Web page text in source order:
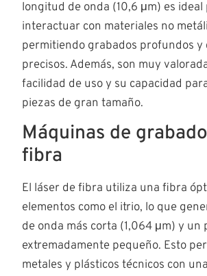
longitud de onda (10,6 μm) es ideal
interactuar con materiales no
permitiendo grabados profundos y
precisos. Además, son muy
facilidad de uso y su capacidad
piezas de gran tamaño.
Máquinas de
fibra
El láser de fibra utiliza una fibra
elementos como el itrio, lo que
de onda más corta (1,064 μm) y un
extremadamente pequeño. Esto
metales y plásticos técnicos con